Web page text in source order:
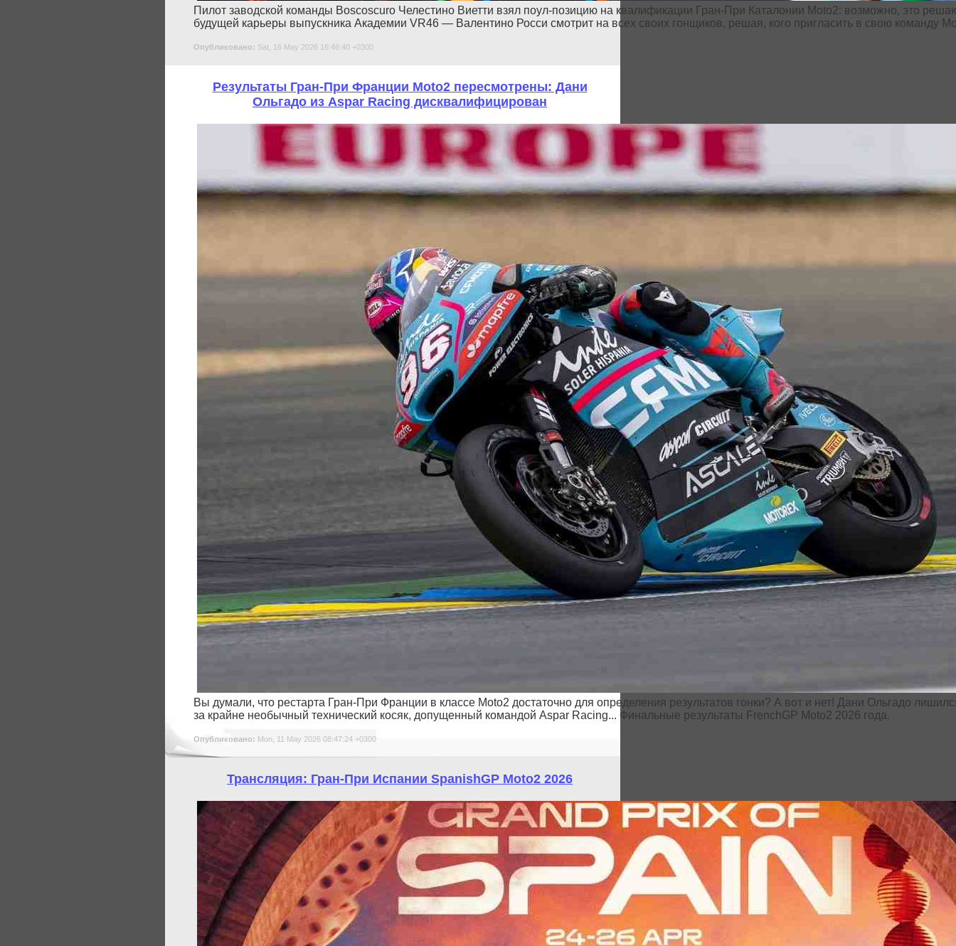
Пилот заводской команды Boscoscuro Челестино Виетти взял поул-позицию на квалификации Гран-При Каталонии Moto2: возможно, это
будущей карьеры выпускника Академии VR46 — Валентино Росси смотрит на всех своих гонщиков, решая, кого пригласить в свою команду
Опубликовано: Sat, 16 May 2026 16:46:40 +0300
Результаты Гран-При Франции Moto2 пересмотрены: Дани
Ольгадо из Aspar Racing дисквалифицирован
Вы думали, что рестарта Гран-При Франции в классе Moto2 достаточно для определения результатов гонки? А вот и нет! Дани Ольгадо
за крайне необычный технический косяк, допущенный командой Aspar Racing... Финальные результаты FrenchGP Moto2 2026 года.
Опубликовано: Mon, 11 May 2026 08:47:24 +0300
Трансляция: Гран-При Испании SpanishGP Moto2 2026